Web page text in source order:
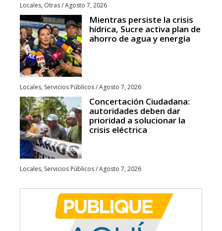
Locales, Otras/Agosto 7, 2026
Mientras persiste la crisis
hídrica, Sucre activa plan de
ahorro de agua y energía
Locales, Servicios Públicos/Agosto 7, 2026
Concertación Ciudadana:
autoridades deben dar
prioridad a solucionar la
crisis eléctrica
Locales, Servicios Públicos/Agosto 7, 2026